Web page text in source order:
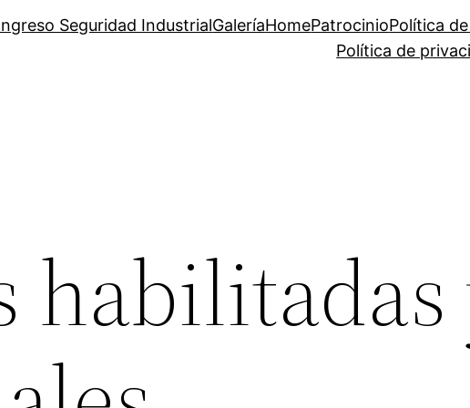
Seguridad IndustrialGaleríaHomePatrocinioPolítica
Política de